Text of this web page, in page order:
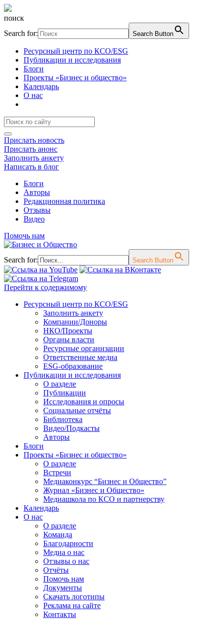
поиск
Search for:
Search Button
Ресурсный центр по КСО/ESG
Публикации и исследования
Блоги
Проекты «Бизнес и общество»
Календарь
О нас
Прислать новость
Прислать анонс
Заполнить анкету
Написать в блог
Блоги
Авторы
Редакционная политика
Отзывы
Видео
Помочь нам
Search for: Search Button
Перейти к содержимому
Ресурсный центр по КСО/ESG
Заполнить анкету
Компании/Доноры
НКО/Проекты
Органы власти
Ресурсные организации
Ответственные медиа
ESG-образование
Публикации и исследования
О разделе
Публикации
Исследования и опросы
Социальные отчёты
Библиотека
Видео/Подкасты
Авторы
Блоги
Проекты «Бизнес и общество»
О разделе
Встречи
Медиаконкурс “Бизнес и Общество”
Журнал «Бизнес и Общество»
Медиашкола по КСО и партнерству
Календарь
О нас
О разделе
Команда
Благодарности
Медиа о нас
Отзывы о нас
Отчёты
Помочь нам
Документы
Скачать логотипы
Реклама на сайте
Контакты